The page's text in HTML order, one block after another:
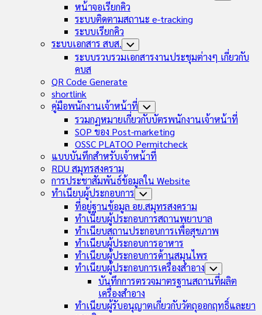
หน้าจอเรียกคิว
ระบบติดตามสถานะ e-tracking
ระบบเรียกคิว
ระบบเอกสาร สบส. Toggle
Child
Menu
ระบบรวบรวมเอกสารงานประชุมต่างๆ เกี่ยวกับ
คบส
QR Code Generate
shortlink
คู่มือพนักงานเจ้าหน้าที่ Toggle
Child
Menu
รวมกฏหมายเกี่ยวกับบัตรพนักงานเจ้าหน้าที่
SOP ของ Post-marketing
OSSC PLATOO Permitcheck
แบบบันทึกสำหรับเจ้าหน้าที่
RDU สมุทรสงคราม
การประชาสัมพันธ์ข้อมูลใน Website
ทำเนียบผู้ประกอบการ Toggle
Child
Menu
ที่อยู่ฐานข้อมูล อย.สมุทรสงคราม
ทำเนียบผู้ประกอบการสถานพยาบาล
ทำเนียบสถานประกอบการเพื่อสุขภาพ
ทำเนียบผู้ประกอบการอาหาร
ทำเนียบผู้ประกอบการด้านสมุนไพร
ทำเนียบผู้ประกอบการเครื่องสำอาง Toggle
Child
Menu
บันทึกการตรวจมาตรฐานสถานที่ผลิต
เครื่องสำอาง
ทำเนียบผู้รับอนุญาตเกี่ยวกับวัตถุออกฤทธิ์และยา